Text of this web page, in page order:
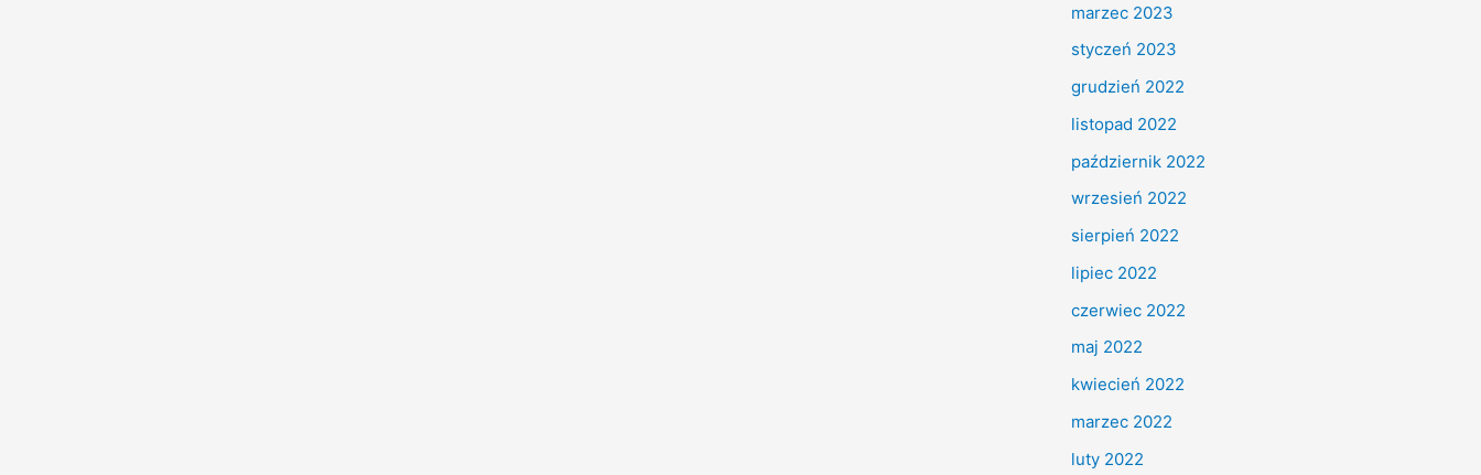
marzec 2023
styczeń 2023
grudzień 2022
listopad 2022
październik 2022
wrzesień 2022
sierpień 2022
lipiec 2022
czerwiec 2022
maj 2022
kwiecień 2022
marzec 2022
luty 2022